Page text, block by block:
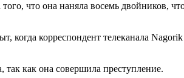
что она наняла восемь двойников,
корреспондент телеканала
так как она совершила преступление.